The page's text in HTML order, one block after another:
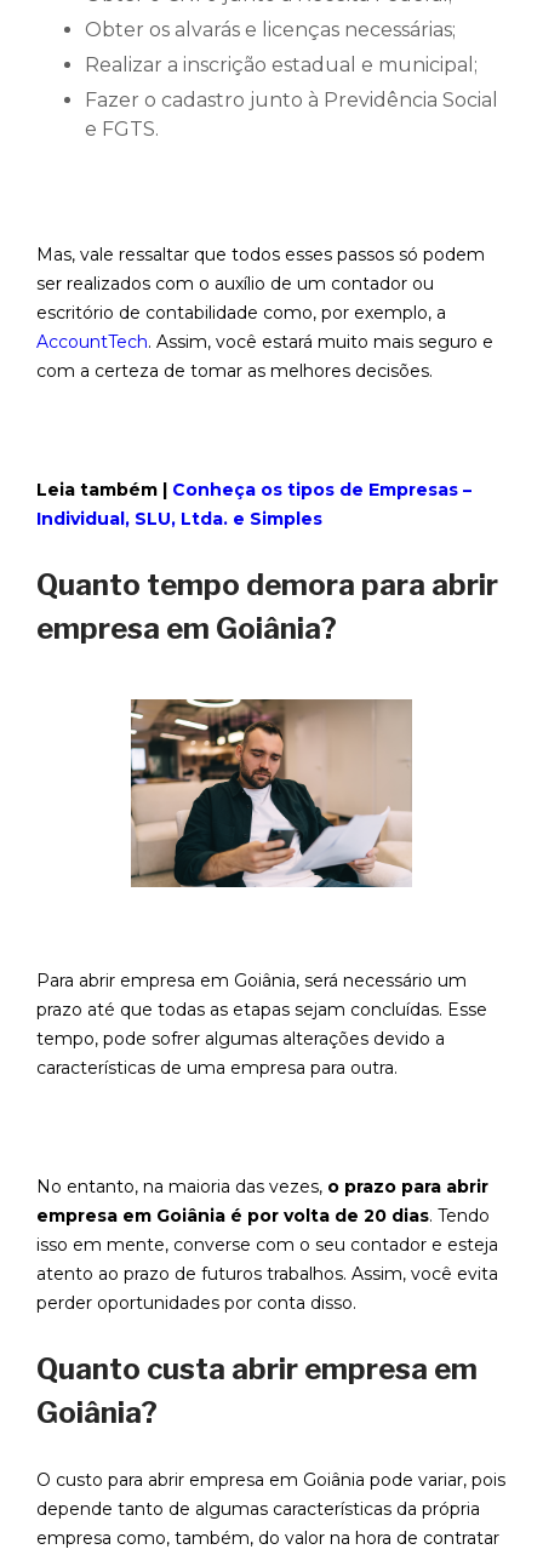
Obter os alvarás e licenças necessárias;
Realizar a inscrição estadual e municipal;
Fazer o cadastro junto à Previdência Social
e FGTS.
Mas, vale ressaltar que todos esses passos só podem
ser realizados com o auxílio de um contador ou
escritório de contabilidade como, por exemplo, a
AccountTech. Assim, você estará muito mais seguro e
com a certeza de tomar as melhores decisões.
Leia também | Conheça os tipos de Empresas –
Individual, SLU, Ltda. e Simples
Quanto tempo demora para abrir
empresa em Goiânia?
Para abrir empresa em Goiânia, será necessário um
prazo até que todas as etapas sejam concluídas. Esse
tempo, pode sofrer algumas alterações devido a
características de uma empresa para outra.
No entanto, na maioria das vezes, o prazo para abrir
empresa em Goiânia é por volta de 20 dias. Tendo
isso em mente, converse com o seu contador e esteja
atento ao prazo de futuros trabalhos. Assim, você evita
perder oportunidades por conta disso.
Quanto custa abrir empresa em
Goiânia?
O custo para abrir empresa em Goiânia pode variar, pois
depende tanto de algumas características da própria
empresa como, também, do valor na hora de contratar